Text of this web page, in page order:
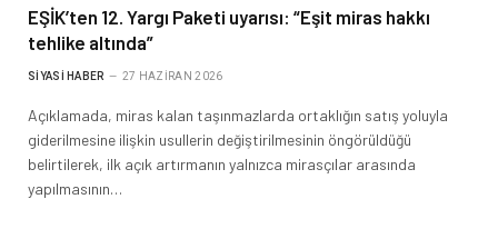
EŞİK’ten 12. Yargı Paketi uyarısı: “Eşit miras hakkı
tehlike altında”
SIYASI HABER 27 HAZIRAN 2026
Açıklamada, miras kalan taşınmazlarda ortaklığın satış yoluyla
giderilmesine ilişkin usullerin değiştirilmesinin öngörüldüğü
belirtilerek, ilk açık artırmanın yalnızca mirasçılar arasında
yapılmasının…